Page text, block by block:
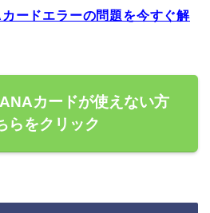
ードエラーの問題を今すぐ解
カードが使えない方
らをクリック